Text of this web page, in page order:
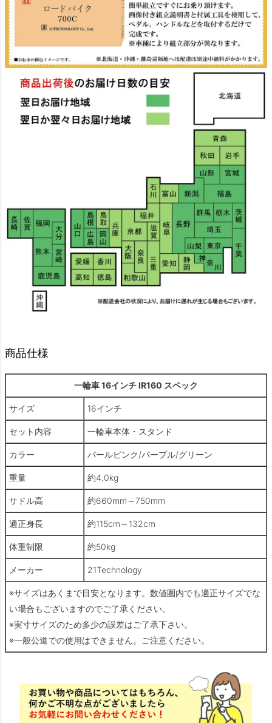
商品仕様
一輪車 16インチ IR160 スペック
サイズ 16インチ
セット内容 一輪車本体・スタンド
カラー パールピンク/パープル/グリーン
重量 約4.0kg
サドル高 約660mm～750mm
適正身長 約115cm～132cm
体重制限 約50kg
メーカー 21Technology
※サイズはあくまで目安となります。数値圏内でも適正サイズでな
い場合もございますのでご了承ください。
※実寸サイズのため多少の誤差はご了承下さい。
※一般公道での使用はできません。ご注意ください。